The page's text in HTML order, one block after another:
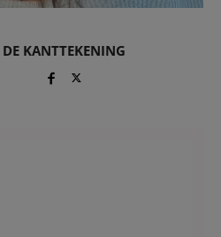
DE KANTTEKENING